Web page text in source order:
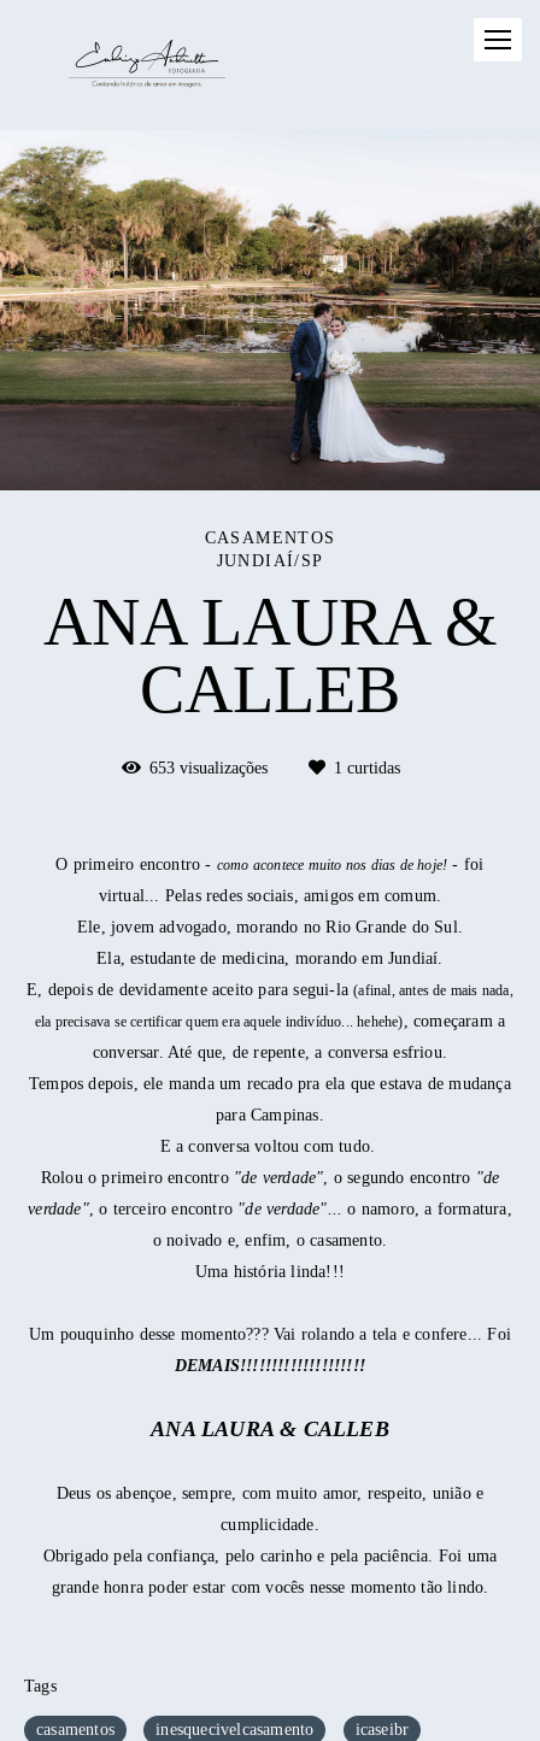
CASAMENTOS
JUNDIAÍ/SP
ANA LAURA &
CALLEB
653 visualizações 1 curtidas
O primeiro encontro - como acontece muito nos dias de hoje! - foi
virtual... Pelas redes sociais, amigos em comum.
Ele, jovem advogado, morando no Rio Grande do Sul.
Ela, estudante de medicina, morando em Jundiaí.
E, depois de devidamente aceito para segui-la(afinal, antes de mais nada,
ela precisava se certificar quem era aquele indivíduo... hehehe), começaram a
conversar. Até que, de repente, a conversa esfriou.
Tempos depois, ele manda um recado pra ela que estava de mudança
para Campinas.
E a conversa voltou com tudo.
Rolou o primeiro encontro "de verdade", o segundo encontro "de
verdade", o terceiro encontro "de verdade"... o namoro, a formatura,
o noivado e, enfim, o casamento.
Uma história linda!!!
Um pouquinho desse momento??? Vai rolando a tela e confere... Foi
DEMAIS!!!!!!!!!!!!!!!!!!!!
ANA LAURA & CALLEB
Deus os abençoe, sempre, com muito amor, respeito, união e
cumplicidade.
Obrigado pela confiança, pelo carinho e pela paciência. Foi uma
grande honra poder estar com vocês nesse momento tão lindo.
Tags
casamentos inesquecivelcasamento
icaseibr